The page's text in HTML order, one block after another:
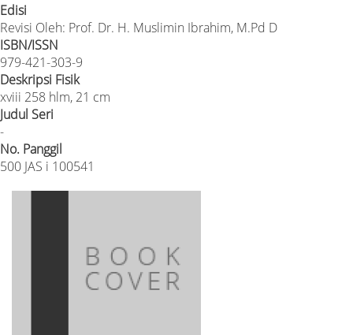
Edisi
Revisi Oleh: Prof. Dr. H. Muslimin Ibrahim, M.Pd D
ISBN/ISSN
979-421-303-9
Deskripsi Fisik
xviii 258 hlm, 21 cm
Judul Seri
-
No. Panggil
500 JAS i 100541